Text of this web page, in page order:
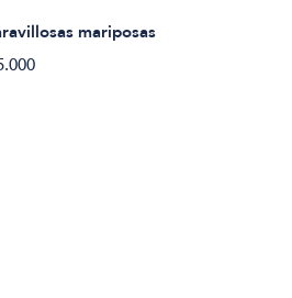
mariposas